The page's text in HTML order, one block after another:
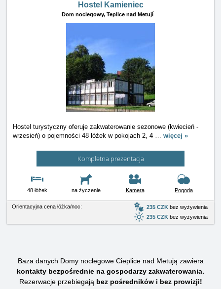
Hostel Kamieniec
Dom noclegowy, Teplice nad Metují
Hostel turystyczny oferuje zakwaterowanie sezonowe (kwiecień -
wrzesień) o pojemności 48 łóżek w pokojach 2, 4 … więcej »
Kompletna prezentacja
48 łóżek na życzenie Kamera Pogoda
Orientacyjna cena łóżka/noc: 235 CZK bez wyżywienia
235 CZK bez wyżywienia
Baza danych Domy noclegowe Cieplice nad Metują zawiera
kontakty bezpośrednie na gospodarzy zakwaterowania.
Rezerwacje przebiegają bez pośredników i bez prowizji!